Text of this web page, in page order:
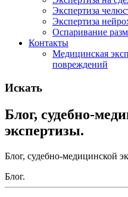
Экспертиза
Экспертиза
Оспаривание
Контакты
Медицинская
повреждений
Искать
Блог, судебно-
экспертизы.
Блог, судебно-медицинской
Блог.